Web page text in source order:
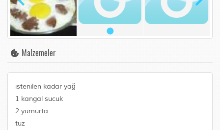
Malzemeler
istenilen kadar yağ
1 kangal sucuk
2 yumurta
tuz